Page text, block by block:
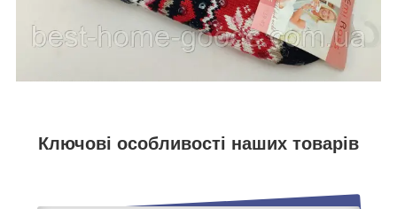
Ключові особливості наших товарів